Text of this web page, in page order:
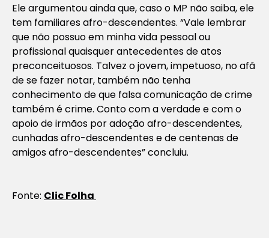
Ele argumentou ainda que, caso o MP não saiba, ele
tem familiares afro-descendentes. “Vale lembrar
que não possuo em minha vida pessoal ou
profissional quaisquer antecedentes de atos
preconceituosos. Talvez o jovem, impetuoso, no afã
de se fazer notar, também não tenha
conhecimento de que falsa comunicação de crime
também é crime. Conto com a verdade e com o
apoio de irmãos por adoção afro-descendentes,
cunhadas afro-descendentes e de centenas de
amigos afro-descendentes” concluiu.
Fonte: Clic Folha